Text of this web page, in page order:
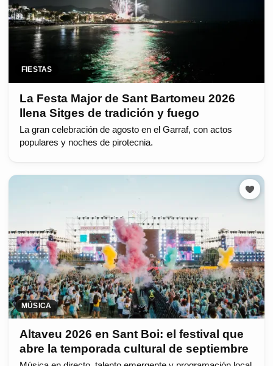
FIESTAS
La Festa Major de Sant Bartomeu 2026
llena Sitges de tradición y fuego
La gran celebración de agosto en el Garraf, con actos
populares y noches de pirotecnia.
MÚSICA
Altaveu 2026 en Sant Boi: el festival que
abre la temporada cultural de septiembre